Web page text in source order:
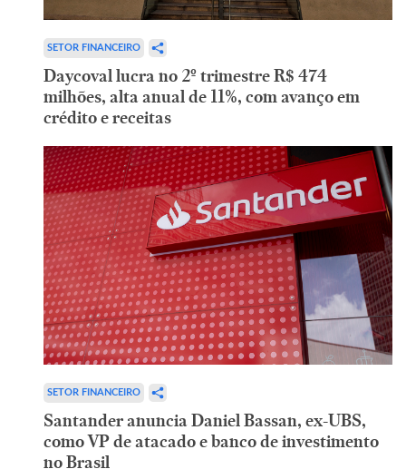
SETOR FINANCEIRO
Daycoval lucra no 2º trimestre R$ 474
milhões, alta anual de 11%, com avanço em
crédito e receitas
SETOR FINANCEIRO
Santander anuncia Daniel Bassan, ex-UBS,
como VP de atacado e banco de investimento
no Brasil